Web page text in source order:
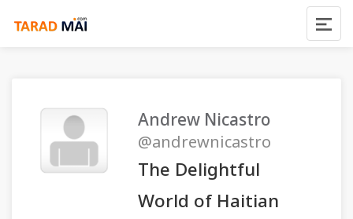
Andrew Nicastro
@andrewnicastro
The Delightful
World of Haitian